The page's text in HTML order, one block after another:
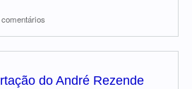
do André Rezende